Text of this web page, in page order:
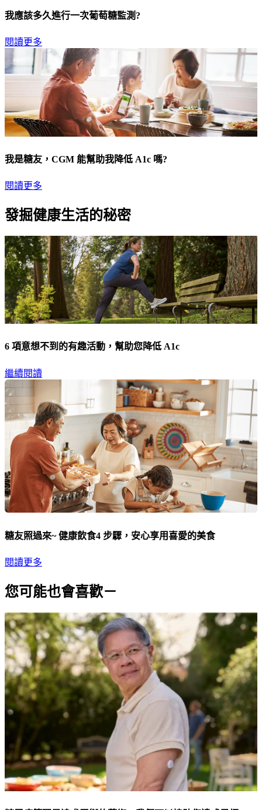
我應該多久進行一次葡萄糖監測?
閱讀更多
我是糖友，CGM 能幫助我降低 A1c 嗎?
閱讀更多
發掘健康生活的秘密
6 項意想不到的有趣活動，幫助您降低 A1c
繼續閱讀
糖友照過來~ 健康飲食4 步驟，安心享用喜愛的美食
閱讀更多
您可能也會喜歡－